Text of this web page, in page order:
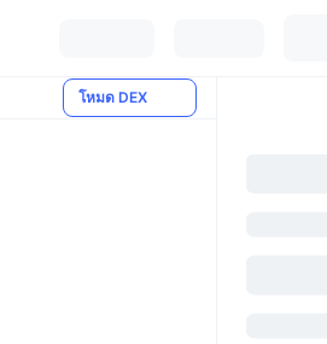
โหมด DEX